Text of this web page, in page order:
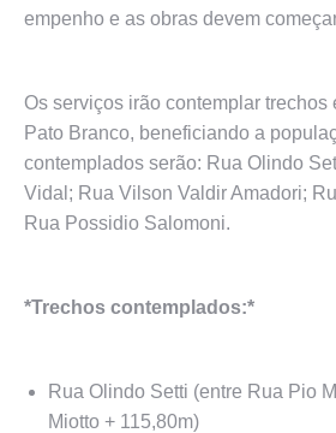
empenho e as obras devem
Os serviços irão contemplar trechos
Pato Branco, beneficiando a
contemplados serão: Rua Olindo
Vidal; Rua Vilson Valdir Amadori;
Rua Possidio Salomoni.
*Trechos contemplados:*
Rua Olindo Setti (entre Rua Pio
Miotto + 115,80m)